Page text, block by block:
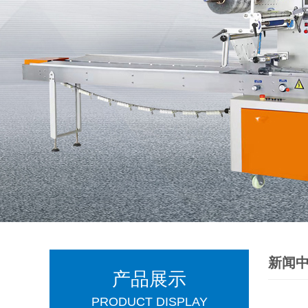
产品展示
PRODUCT DISPLAY
新闻